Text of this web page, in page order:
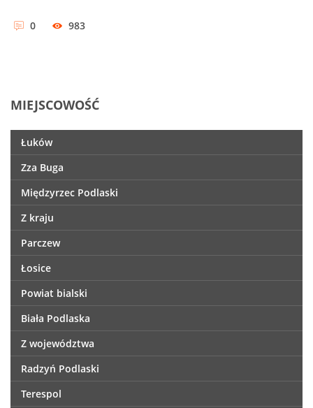
0 983
MIEJSCOWOŚĆ
Łuków
Zza Buga
Międzyrzec Podlaski
Z kraju
Parczew
Łosice
Powiat bialski
Biała Podlaska
Z województwa
Radzyń Podlaski
Terespol